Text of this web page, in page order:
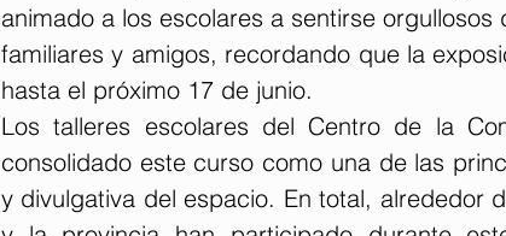
animado a los escolares a sentirse
familiares y amigos, recordando que la
hasta el próximo 17 de junio.
Los talleres escolares del Centro de la
consolidado este curso como una de las
y divulgativa del espacio. En total, alrededor